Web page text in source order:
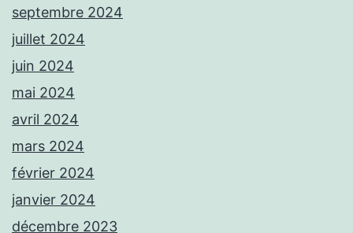
septembre 2024
juillet 2024
juin 2024
mai 2024
avril 2024
mars 2024
février 2024
janvier 2024
décembre 2023